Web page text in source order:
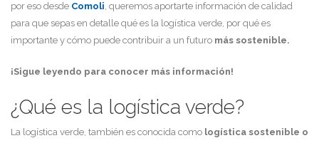
por eso desde Comoli, queremos aportarte información de calidad
para que sepas en detalle qué es la logística verde, por qué es
importante y cómo puede contribuir a un futuro más sostenible.
¡Sigue leyendo para conocer más información!
¿Qué es la logística verde?
La logística verde, también es conocida como logística sostenible o